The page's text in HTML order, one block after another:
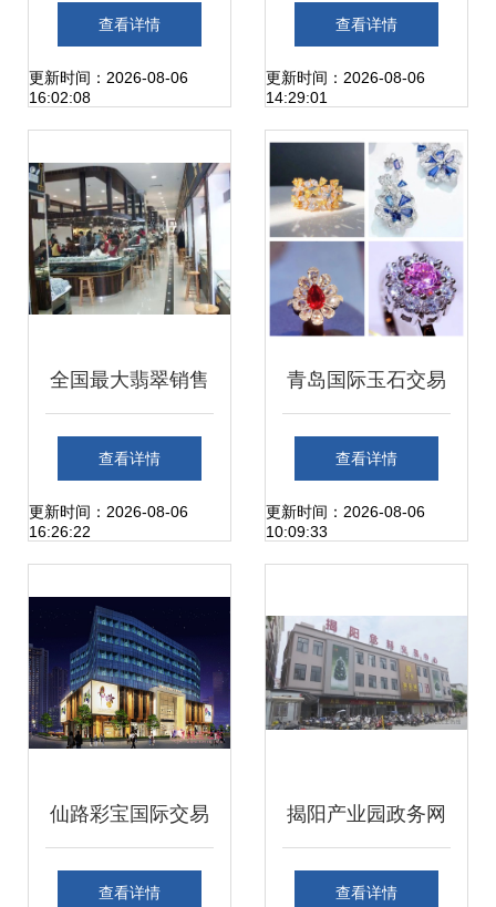
庄珠宝
查看详情
更新时间：2026-08-06
16:02:08
去深圳一品翠？
查看详情
更新时间：2026-08-06
14:29:01
全国最大翡翠销售
地 广东四大翡翠玉
器批发市场解析之
珠宝交易
查看详情
更新时间：2026-08-06
16:26:22
青岛国际玉石交易
会与文博会明日盛
大开幕，市民共享
查看详情
更新时间：2026-08-06
10:09:33
仙路彩宝国际交易
中心招商发布会暨
查看详情
揭阳产业园政务网
赋能珠宝交易，打
查看详情